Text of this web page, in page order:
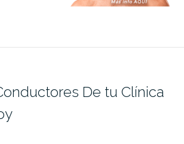
De tu Clínica